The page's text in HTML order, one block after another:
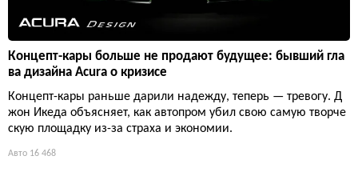
Концепт-кары больше не продают будущее: бывший гла
ва дизайна Acura о кризисе
Концепт-кары раньше дарили надежду, теперь — тревогу. Д
жон Икеда объясняет, как автопром убил свою самую творче
скую площадку из-за страха и экономии.
Авто 16 468